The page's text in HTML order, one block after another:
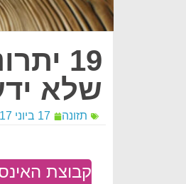
19
שלא
תזונה 17 ביוני 2017
קבוצת